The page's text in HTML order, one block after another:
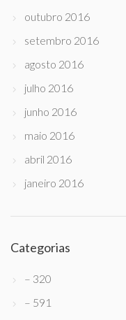
outubro 2016
setembro 2016
agosto 2016
julho 2016
junho 2016
maio 2016
abril 2016
janeiro 2016
Categorias
– 320
– 591